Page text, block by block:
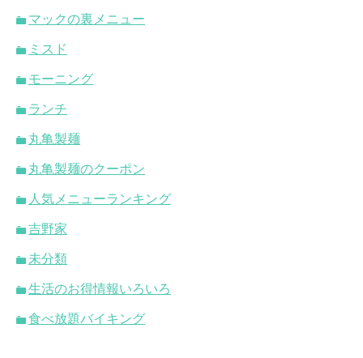
マックの裏メニュー
ミスド
モーニング
ランチ
丸亀製麺
丸亀製麺のクーポン
人気メニューランキング
吉野家
未分類
生活のお得情報いろいろ
食べ放題バイキング